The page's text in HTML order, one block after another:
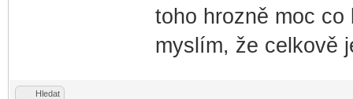
toho hrozně moc
myslím, že celkově
Hledat